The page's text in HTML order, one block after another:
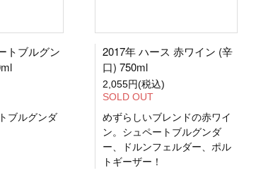
トブルグン
ブルグンダ
2017年 ハース 赤ワイン (辛
口) 750ml
2,055円(税込)
SOLD OUT
めずらしいブレンドの赤ワイ
ン。シュペートブルグンダ
ー、ドルンフェルダー、ポル
トギーザー！